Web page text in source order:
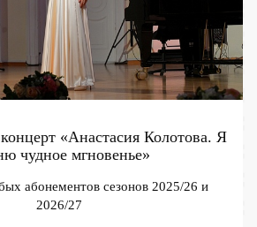
«Анастасия Колотова. Я
чудное мгновенье»
абонементов сезонов 2025/26 и
2026/27